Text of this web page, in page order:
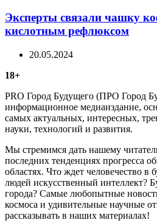
Эксперты связали чашку
кислотным рефлюксом
20.05.2024
18+
PRO Город Будущего (ПРО Город
информационное медиаиздание,
самых актуальных, интересных,
науки, технологий и развития.
Мы стремимся дать нашему
последних тенденциях прогресса
областях. Что ждет человечество в
людей искусственный интеллект?
города? Самые любопытные
космоса и удивительные научные
рассказывать в наших материалах!